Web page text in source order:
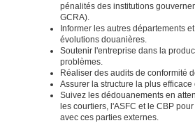
pénalités des institutions
GCRA).
Informer les autres départements
évolutions douanières.
Soutenir l'entreprise dans la
problèmes.
Réaliser des audits de conformité
Assurer la structure la plus
Suivez les dédouanements en
les courtiers, l'ASFC et le CBP
avec ces parties externes.